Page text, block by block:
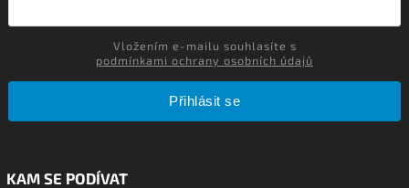
podmínkami ochrany osobních údajů
Přihlásit se
KAM SE PODÍVAT